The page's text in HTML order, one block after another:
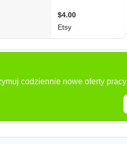
codziennie nowe oferty